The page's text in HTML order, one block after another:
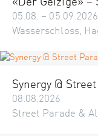
05.08. – 05.09.2026
Wasserschloss,
Synergy @
08.08.2026
Street Parade &